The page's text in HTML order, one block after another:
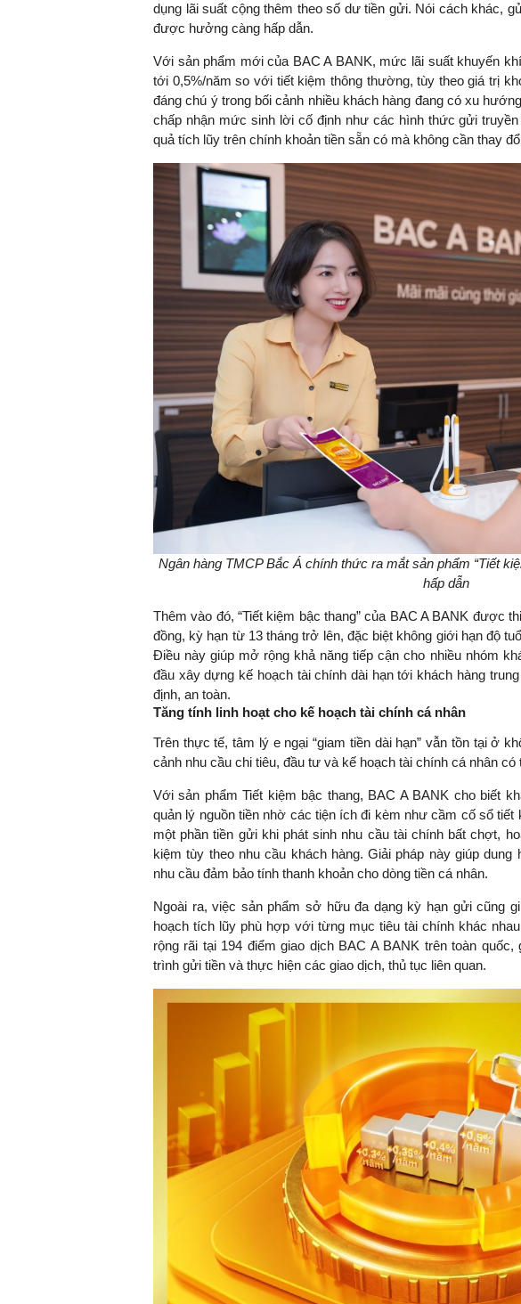
dụng lãi suất cộng thêm theo số dư tiền gửi. Nói cách khác,
được hưởng càng hấp dẫn.
Với sản phẩm mới của BAC A BANK, mức lãi suất khuyến
tới 0,5%/năm so với tiết kiệm thông thường, tùy theo giá trị
đáng chú ý trong bối cảnh nhiều khách hàng đang có xu
chấp nhận mức sinh lời cố định như các hình thức gửi
quả tích lũy trên chính khoản tiền sẵn có mà không cần thay
Ngân hàng TMCP Bắc Á chính thức ra mắt sản phẩm “Tiết
hấp dẫn
Thêm vào đó, “Tiết kiệm bậc thang” của BAC A BANK được
đồng, kỳ hạn từ 13 tháng trở lên, đặc biệt không giới hạn độ
Điều này giúp mở rộng khả năng tiếp cận cho nhiều nhóm
đầu xây dựng kế hoạch tài chính dài hạn tới khách hàng
định, an toàn.
Tăng tính linh hoạt cho kế hoạch tài chính cá nhân
Trên thực tế, tâm lý e ngại “giam tiền dài hạn” vẫn tồn tại ở
cảnh nhu cầu chi tiêu, đầu tư và kế hoạch tài chính cá nhân có
Với sản phẩm Tiết kiệm bậc thang, BAC A BANK cho biết
quản lý nguồn tiền nhờ các tiện ích đi kèm như cầm cố sổ
một phần tiền gửi khi phát sinh nhu cầu tài chính bất chợt,
kiệm tùy theo nhu cầu khách hàng. Giải pháp này giúp
nhu cầu đảm bảo tính thanh khoản cho dòng tiền cá nhân.
Ngoài ra, việc sản phẩm sở hữu đa dạng kỳ hạn gửi cũng
hoạch tích lũy phù hợp với từng mục tiêu tài chính khác
rộng rãi tại 194 điểm giao dịch BAC A BANK trên toàn quốc,
trình gửi tiền và thực hiện các giao dịch, thủ tục liên quan.
TS. Nguyễn Đức Độ - Phó Viện trưởng
Viện Kinh tế Tài chính
"Có rất nhiều việc phải làm
ngay từ bây giờ và trên thực tế
đang được tiến hành như tăng
đầu tư cho khoa học công
nghệ; ban hành các cơ chế
khuyến khích đổi mới sáng tạo,